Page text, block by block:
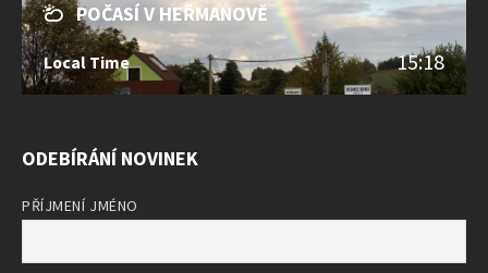
POČASÍ V HEŘMANOVĚ
Local Time 15:18
ODEBÍRÁNÍ NOVINEK
PŘÍJMENÍ JMÉNO